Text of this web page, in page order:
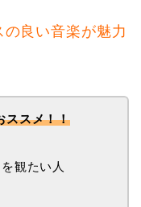
良い音楽が魅力
ススメ！！
観たい人